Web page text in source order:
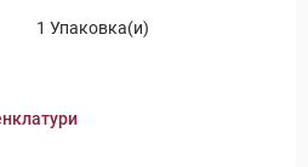
1 Упаковка(и)